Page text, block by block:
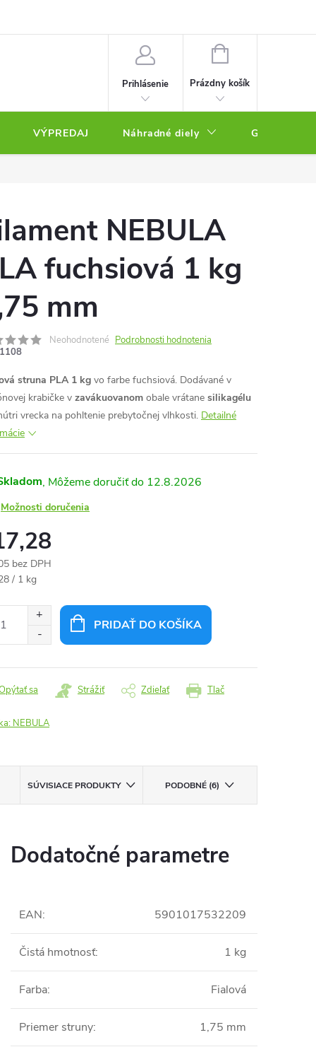
Prihlásenie
NÁKUPNÝ
Prázdny košík
VÝPREDAJ Náhradné diely
NEBULA
fuchsiová 1 kg
mm
Neohodnotené Podrobnosti hodnotenia
1108
struna PLA 1 kg vo farbe fuchsiová. Dodávané v
krabičke v zavákuovanom obale vrátane silikagélu
vrecka na pohltenie prebytočnej vlhkosti. Detailné
12.8.2026
Možnosti doručenia
bez DPH
/ 1 kg
PRIDAŤ DO KOŠÍKA
Tlač
sa Strážiť Zdieľať
NEBULA
SÚVISIACE PRODUKTY PODOBNÉ (6)
Dodatočné parametre
EAN: 5901017532209
Čistá hmotnosť: 1 kg
Farba: Fialová
Priemer struny: 1,75 mm